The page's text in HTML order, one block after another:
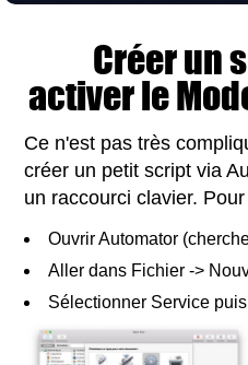
Créer un
activer le
Ce n'est pas très
créer un petit script via
un raccourci clavier.
Ouvrir Automator
Aller dans Fichier ->
Sélectionner Service